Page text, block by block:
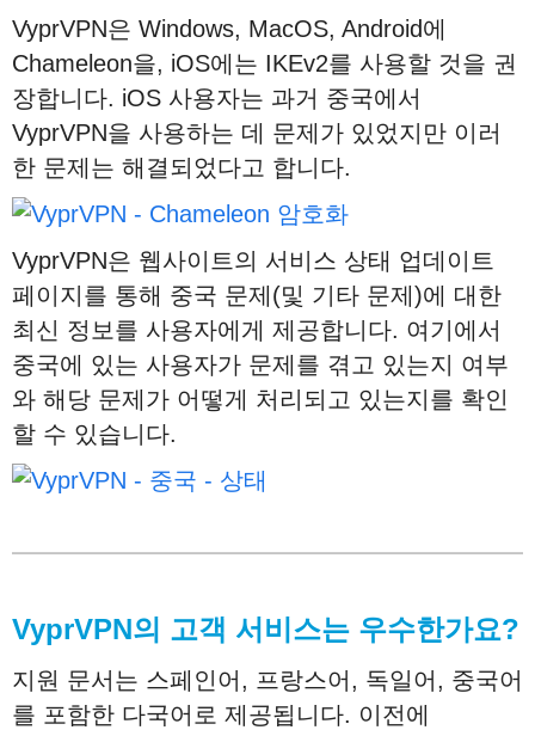
VyprVPN은 Windows, MacOS, Android에
Chameleon을, iOS에는 IKEv2를 사용할 것을 권
장합니다. iOS 사용자는 과거 중국에서
VyprVPN을 사용하는 데 문제가 있었지만 이러
한 문제는 해결되었다고 합니다.
VyprVPN은 웹사이트의 서비스 상태 업데이트
페이지를 통해 중국 문제(및 기타 문제)에 대한
최신 정보를 사용자에게 제공합니다. 여기에서
중국에 있는 사용자가 문제를 겪고 있는지 여부
와 해당 문제가 어떻게 처리되고 있는지를 확인
할 수 있습니다.
VyprVPN의 고객 서비스는 우수한가요?
지원 문서는 스페인어, 프랑스어, 독일어, 중국어
를 포함한 다국어로 제공됩니다. 이전에